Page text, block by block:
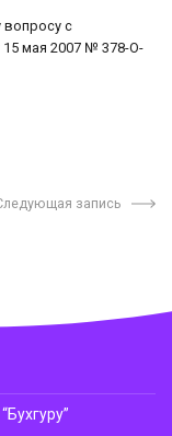
вопросу с
15 мая 2007 № 378-О-
запись